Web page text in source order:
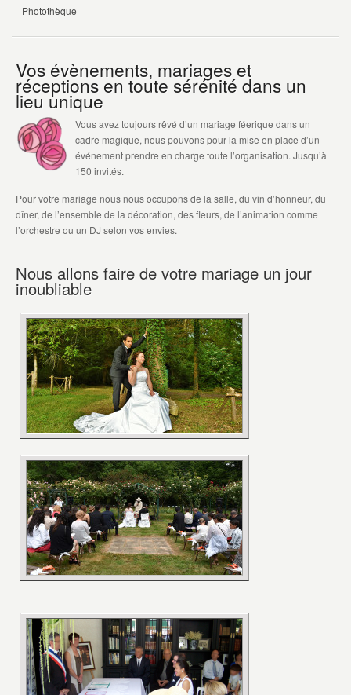
Photothèque
Vos évènements, mariages et
réceptions en toute sérénité dans un
lieu unique
Vous avez toujours rêvé d’un mariage féerique dans un
cadre magique, nous pouvons pour la mise en place d’un
événement prendre en charge toute l’organisation. Jusqu’à
150 invités.
Pour votre mariage nous nous occupons de la salle, du vin d’honneur, du
dîner, de l’ensemble de la décoration, des fleurs, de l’animation comme
l’orchestre ou un DJ selon vos envies.
Nous allons faire de votre mariage un jour
inoubliable